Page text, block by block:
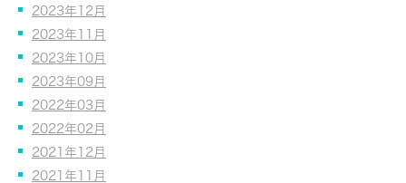
2023年12月
2023年11月
2023年10月
2023年09月
2022年03月
2022年02月
2021年12月
2021年11月